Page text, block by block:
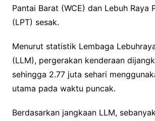
Pantai Barat (WCE) dan Lebuh Raya
(LPT) sesak.
Menurut statistik Lembaga
(LLM), pergerakan kenderaan
sehingga 2.77 juta sehari
utama pada waktu puncak.
Berdasarkan jangkaan LLM,